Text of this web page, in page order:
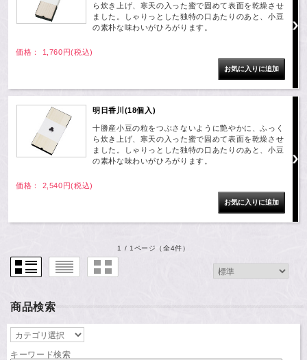
ら炊き上げ、寒天の入った蜜で固めて表面を乾燥させ
ました。しゃりっとした独特の口あたりのあと、小豆
の素朴な味わいがひろがります。
価格： 1,760円(税込)
明日香川(18個入)
十勝産小豆の粒をつぶさないように艶やかに、ふっく
ら炊き上げ、寒天の入った蜜で固めて表面を乾燥させ
ました。しゃりっとした独特の口あたりのあと、小豆
の素朴な味わいがひろがります。
価格： 2,540円(税込)
1 / 1ページ （全4件）
商品検索
キーワード検索